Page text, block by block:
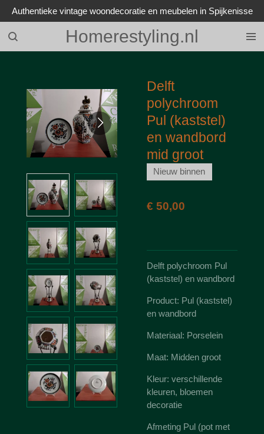
Ga
direct
naar
de
Homerestyling.nl
Authentieke vintage woondecoratie en meubelen in Spijkenisse
Delft
polychroom
Pul (kaststel)
en wandbord
mid groot
Nieuw binnen
€ 50,00
Delft polychroom Pul
(kaststel) en wandbord
Product: Pul (kaststel)
en wandbord
Materiaal: Porselein
Maat: Midden groot
Kleur: verschillende
kleuren, bloemen
decoratie
Afmeting Pul (pot met